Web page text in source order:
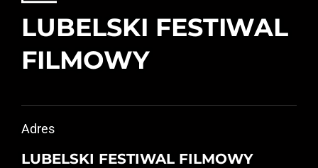
LUBELSKI FESTIWAL
FILMOWY
Adres
LUBELSKI FESTIWAL FILMOWY